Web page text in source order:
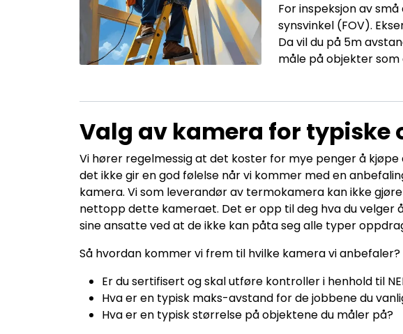
For inspeksjon av
synsvinkel (FOV).
Da vil du på 5m
måle på objekter som
Valg av kamera for typiske
Vi hører regelmessig at det koster for mye penger å
det ikke gir en god følelse når vi kommer med en
kamera. Vi som leverandør av termokamera kan ikke
nettopp dette kameraet. Det er opp til deg hva du velger
sine ansatte ved at de ikke kan påta seg alle typer
Så hvordan kommer vi frem til hvilke kamera vi
Er du sertifisert og skal utføre kontroller i henhold til
Hva er en typisk maks-avstand for de jobbene du
Hva er en typisk størrelse på objektene du måler på?